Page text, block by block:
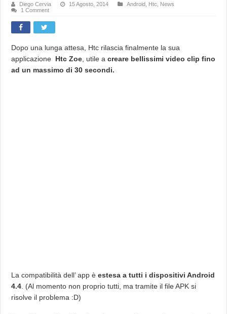
Diego Cervia 15 Agosto, 2014 Android Htc
News
1 Comment
Dopo una lunga attesa, Htc rilascia finalmente la sua
applicazione Htc Zoe , utile acreare bellissimi video clip fino
ad un massimo di 30 secondi.
La compatibilità dell’ app èestesa a tutti i dispositivi Android
4.4 . (Al momento non proprio tutti, ma tramite il file APK si
risolve il problema :D)